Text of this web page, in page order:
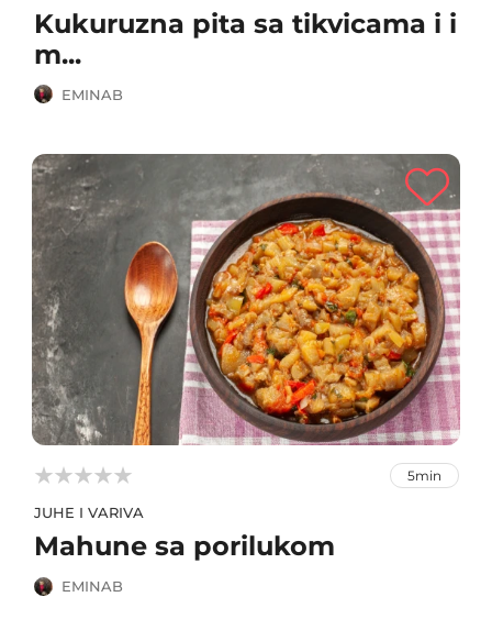
Kukuruzna pita sa tikvicama i i
m...
EMINAB


 5min
JUHE I VARIVA
Mahune sa porilukom
EMINAB